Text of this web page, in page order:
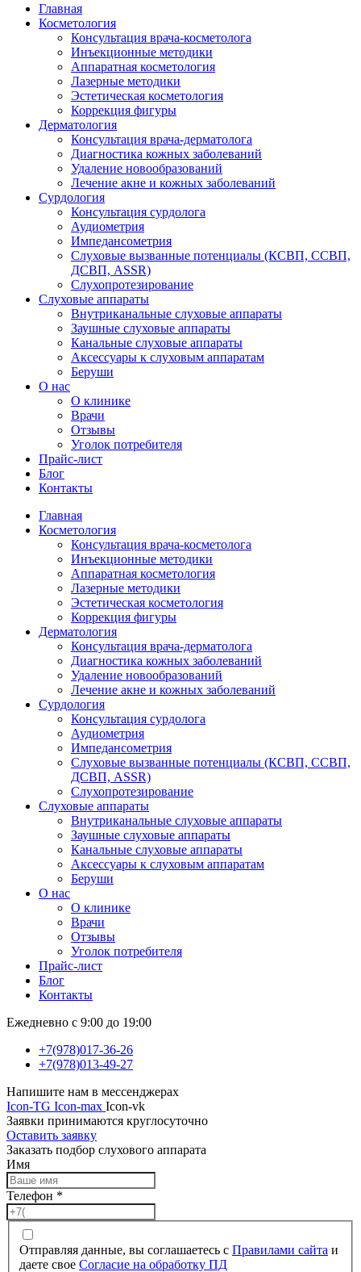
Главная
Косметология
Консультация врача-косметолога
Инъекционные методики
Аппаратная косметология
Лазерные методики
Эстетическая косметология
Коррекция фигуры
Дерматология
Консультация врача-дерматолога
Диагностика кожных заболеваний
Удаление новообразований
Лечение акне и кожных заболеваний
Сурдология
Консультация сурдолога
Аудиометрия
Импедансометрия
Слуховые вызванные потенциалы (КСВП, ССВП,
ДСВП, ASSR)
Слухопротезирование
Слуховые аппараты
Внутриканальные слуховые аппараты
Заушные слуховые аппараты
Канальные слуховые аппараты
Аксессуары к слуховым аппаратам
Беруши
О нас
О клинике
Врачи
Отзывы
Уголок потребителя
Прайс-лист
Блог
Контакты
Главная
Косметология
Консультация врача-косметолога
Инъекционные методики
Аппаратная косметология
Лазерные методики
Эстетическая косметология
Коррекция фигуры
Дерматология
Консультация врача-дерматолога
Диагностика кожных заболеваний
Удаление новообразований
Лечение акне и кожных заболеваний
Сурдология
Консультация сурдолога
Аудиометрия
Импедансометрия
Слуховые вызванные потенциалы (КСВП, ССВП,
ДСВП, ASSR)
Слухопротезирование
Слуховые аппараты
Внутриканальные слуховые аппараты
Заушные слуховые аппараты
Канальные слуховые аппараты
Аксессуары к слуховым аппаратам
Беруши
О нас
О клинике
Врачи
Отзывы
Уголок потребителя
Прайс-лист
Блог
Контакты
Ежедневно с 9:00 до 19:00
+7(978)017-36-26
+7(978)013-49-27
Напишите нам в мессенджерах
Icon-TG Icon-max Icon-vk
Заявки принимаются круглосуточно
Оставить заявку
Заказать подбор слухового аппарата
Имя
Телефон *
Отправляя данные, вы соглашаетесь с Правилами сайта и
даете свое Согласие на обработку ПД